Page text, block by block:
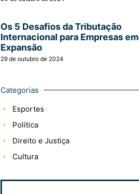
Os 5 Desafios da Tributação
Internacional para Empresas em
Expansão
29 de outubro de 2024
Categorias
Esportes
Política
Direito e Justiça
Cultura